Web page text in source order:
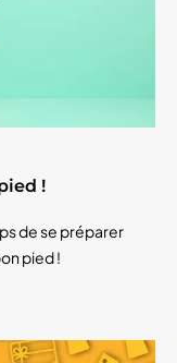
!
de se préparer
pied !